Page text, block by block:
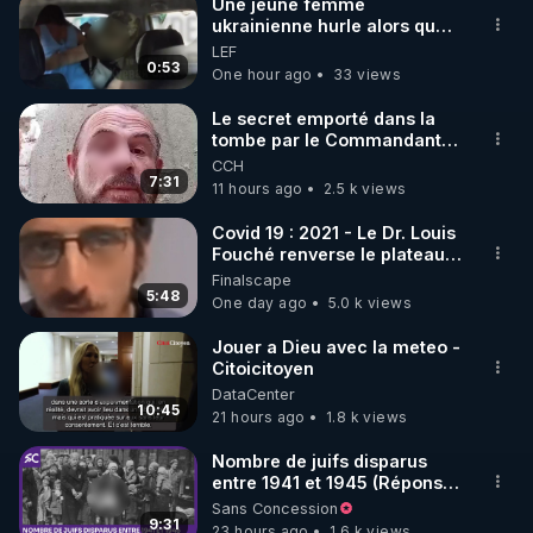
🌱 INSTAGRAM
https://www.instagram.com/rdlr_thierrycasasnovas/
http://rgnr.li/instagram
🌱 LA NEWSLETTER
Pour ne pas rater l’actualité RGNR (stages,
http://rgnr.li/news
🌱 VIDÉOS NON CENSURÉES SUR ODYSEE
Toutes les vidéos Youtube sont aussi sur la
http://rgnr.li/odysee
🌱 LES STAGES EN PRÉSENTIEL
http://rgnr.li/stages
0:53
Une jeune femme
ukrainienne hurle alors que
son ptit ami est brutalement
enlevé par milice Zelensky
LEF
One hour ago
33 views
7:31
Le secret emporté dans la
tombe par le Commandant
Cousteau le 25 juin 1997
CCH
11 hours ago
2.5 k views
5:48
Covid 19 : 2021 - Le Dr. Louis
Fouché renverse le plateau
de CNews !
Finalscape
One day ago
5.0 k views
10:45
Jouer a Dieu avec la meteo -
Citoicitoyen
DataCenter
21 hours ago
1.8 k views
9:31
Nombre de juifs disparus
entre 1941 et 1945 (Réponse
à mes accusateurs)
Sans Concession